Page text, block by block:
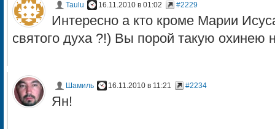
Taulu 16.11.2010 в 01:02 #2229
Интересно а кто кроме Марии
святого духа ?!) Вы порой такую охинею
Шамиль 16.11.2010 в 11:21 #2234
Ян!